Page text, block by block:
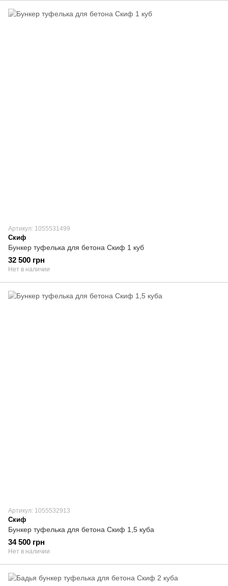
Артикул: 1055531499
Скиф
Бункер туфелька для бетона Скиф 1 куб
32 500 грн
Нет в наличии
Артикул: 1055532913
Скиф
Бункер туфелька для бетона Скиф 1,5 куба
34 500 грн
Нет в наличии